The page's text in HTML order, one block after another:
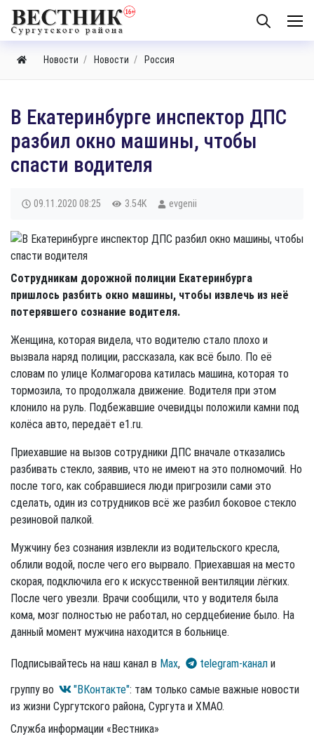
Новости Новости Россия
В Екатеринбурге инспектор ДПС
разбил окно машины, чтобы
спасти водителя
09.11.2020 08:25 3.54K evgenii
Сотрудникам дорожной полиции Екатеринбурга
пришлось разбить окно машины, чтобы извлечь из неё
потерявшего сознание водителя.
Женщина, которая видела, что водителю стало плохо и
вызвала наряд полиции, рассказала, как всё было. По её
словам по улице Колмагорова катилась машина, которая то
тормозила, то продолжала движение. Водителя при этом
клонило на руль. Подбежавшие очевидцы положили камни под
колёса авто, передаёт e1.ru.
Приехавшие на вызов сотрудники ДПС вначале отказались
разбивать стекло, заявив, что не имеют на это полномочий. Но
после того, как собравшиеся люди пригрозили сами это
сделать, один из сотрудников всё же разбил боковое стекло
резиновой палкой.
Мужчину без сознания извлекли из водительского кресла,
облили водой, после чего его вырвало. Приехавшая на место
скорая, подключила его к искусственной вентиляции лёгких.
После чего увезли. Врачи сообщили, что у водителя была
кома, мозг полностью не работал, но сердцебиение было. На
данный момент мужчина находится в больнице.
Подписывайтесь на наш канал в Max, telegram-канал и
группу во
"ВКонтакте": там только самые важные новости
из жизни Сургутского района, Сургута и ХМАО.
Служба информации «Вестника»